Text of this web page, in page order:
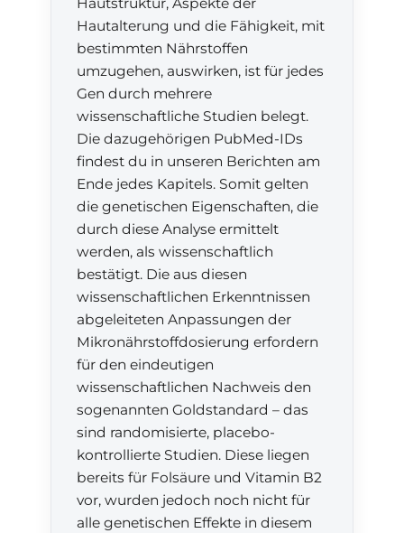
Hautalterung und die Fähigkeit, mit
bestimmten Nährstoffen
umzugehen, auswirken, ist für jedes
Gen durch mehrere
wissenschaftliche Studien belegt.
Die dazugehörigen PubMed-IDs
findest du in unseren Berichten am
Ende jedes Kapitels. Somit gelten
die genetischen Eigenschaften, die
durch diese Analyse ermittelt
werden, als wissenschaftlich
bestätigt. Die aus diesen
wissenschaftlichen Erkenntnissen
abgeleiteten Anpassungen der
Mikronährstoffdosierung erfordern
für den eindeutigen
wissenschaftlichen Nachweis den
sogenannten Goldstandard – das
sind randomisierte, placebo-
kontrollierte Studien. Diese liegen
bereits für Folsäure und Vitamin B2
vor, wurden jedoch noch nicht für
alle genetischen Effekte in diesem